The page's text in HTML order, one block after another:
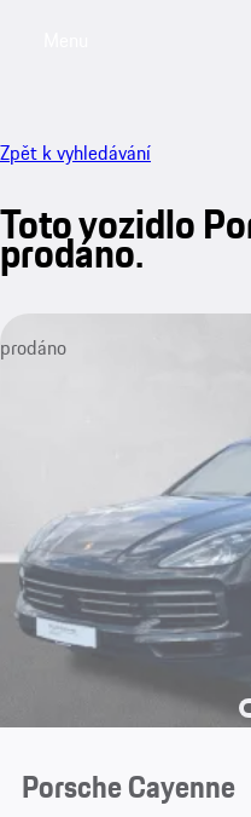
Zpět k vyhledávání
Toto vozidlo
prodáno.
prodáno
Porsche Cayenne